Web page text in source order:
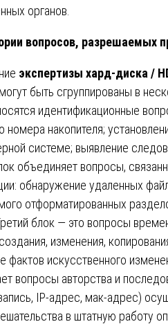
органов.
вопросов, разрешаемых
экспертизы хард-диска /
быть сгруппированы в
идентификационные
номера накопителя;
системе; выявление
объединяет вопросы,
обнаружение удаленных
отформатированных
блок — это вопросы
изменения,
фактов искусственного
вопросы авторства и
IP-адрес, мак-адрес)
в штатную работу